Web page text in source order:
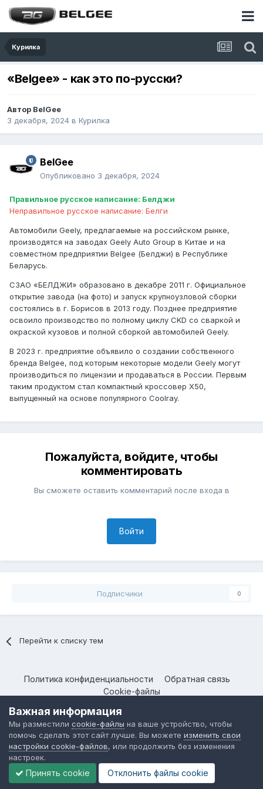
Курилка
«Belgee» - как это по-русски?
Автор BelGee
3 декабря, 2024 в Курилка
BelGee
Опубликовано 3 декабря, 2024
Правильное русское написание: Белджи
Неправильное русское написание: Белги
Автомобили Geely, предлагаемые на российском рынке,
производятся на заводах Geely Auto Group в Китае и на
совместном предприятии Belgee (Белджи) в Республике
Беларусь.
СЗАО «БЕЛДЖИ» образовано в декабре 2011 г. Официальное
открытие завода (на фото) и запуск крупноузловой сборки
состоялись в г. Борисов в 2013 году. Позднее предприятие
освоило производство по полному циклу CKD со сваркой и
окраской кузовов и полной сборкой автомобилей Geely.
В 2023 г. предприятие объявило о создании собственного
бренда Belgee, под которым некоторые модели Geely могут
производиться по лицензии и продаваться в России. Первым
таким продуктом стал компактный кроссовер Х50,
выпущенный на основе популярного Coolray.
Пожалуйста, войдите, чтобы
комментировать
Вы сможете оставить комментарий после входа в
Войти
Подписчики 0
Перейти к списку тем
Политика конфиденциальности
Обратная связь
Cookie-файлы
Форум BelGee
Важная информация
Мы разместили cookie-файлы на ваше устройство, чтобы
помочь сделать этот сайт лучше. Вы можете изменить свои
настройки cookie-файлов, или продолжить без изменения
настроек.
Принять cookie Отклонить файлы сookie